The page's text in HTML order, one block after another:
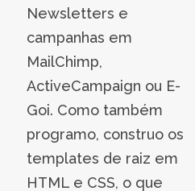
Newsletters e
campanhas em
MailChimp,
ActiveCampaign ou E-
Goi. Como também
programo, construo os
templates de raiz em
HTML e CSS, o que